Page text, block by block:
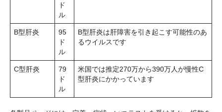
ド
ル
B型肝炎
95
ド
ル
B型肝炎は肝障害を引き起こす可能性のあ
るウイルスです
C型肝炎
79
ド
ル
米国では推定270万から390万人が慢性C
型肝炎にかかっています